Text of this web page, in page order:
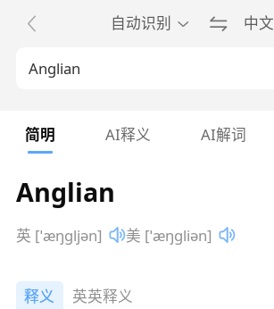
自动识别 中文
简明 AI释义 AI解词
Anglian
英 [ˈæŋɡljən] 美 [ˈæŋɡliən]
释义 英英释义